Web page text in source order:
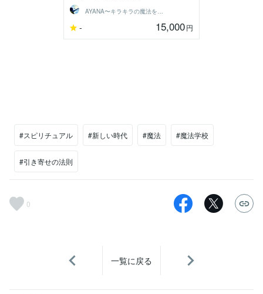
AYANA〜キラキラの魔法をあなたに〜
- 15,000円
#スピリチュアル #新しい時代 #魔法 #魔法学校
#引き寄せの法則
0
一覧に戻る